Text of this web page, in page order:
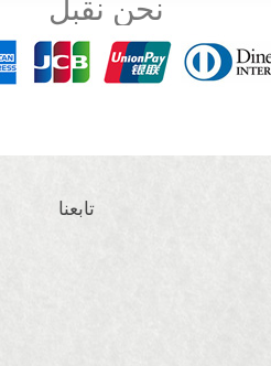
نحن نقبل
تابعنا